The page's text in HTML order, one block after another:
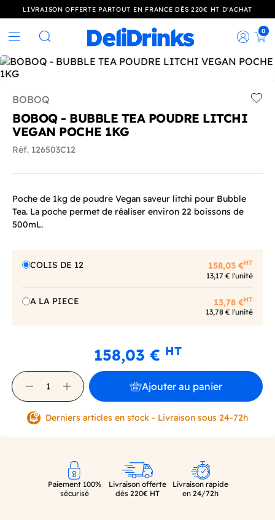
LIVRAISON OFFERTE PARTOUT EN FRANCE DÈS 220€ HT D’ACHAT
Rechercher
0
BOBOQ
BOBOQ - BUBBLE TEA POUDRE LITCHI
VEGAN POCHE 1KG
Réf. 126503C12
Poche de 1kg de poudre Vegan saveur litchi pour Bubble
Tea. La poche permet de réaliser environ 22 boissons de
500mL.
COLIS DE 12 158,03 €HT
13,17 € l'unité
A LA PIECE 13,78 €HT
13,78 € l'unité
158,03 € HT
Ajouter au panier
Derniers articles en stock - Livraison sous 24-72h
Paiement 100%
sécurisé
Livraison offerte
dès 220€ HT
Livraison rapide
en 24/72h